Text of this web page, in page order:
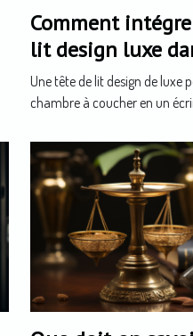
Comment
lit design luxe
Une tête de lit design de luxe
chambre à coucher en un écrin